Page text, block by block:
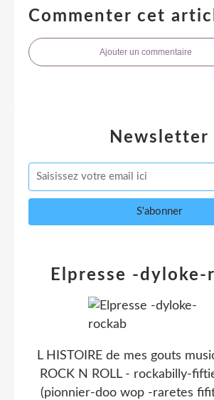
Commenter cet
Ajouter un commentaire
Newsletter
Elpresse -dyloke-
L HISTOIRE de mes gouts
ROCK N ROLL - rockabilly-
(pionnier-doo wop -raretes